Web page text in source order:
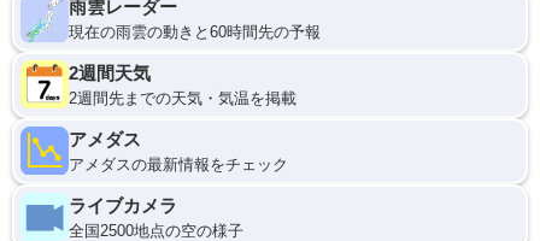
雨雲レーダー
現在の雨雲の動きと60時間先の予報
2週間天気
2週間先までの天気・気温を掲載
アメダス
アメダスの最新情報をチェック
ライブカメラ
全国2500地点の空の様子